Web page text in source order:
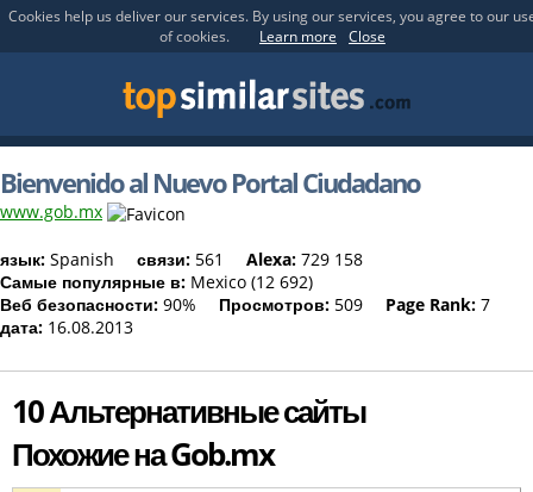
Cookies help us deliver our services. By using our services, you agree to our
of cookies.
Learn more Close
Bienvenido al Nuevo Portal Ciudadano
www.gob.mx
язык: Spanish связи: 561 Alexa: 729 158
Самые популярные в: Mexico (12 692)
Веб безопасности: 90% Просмотров: 509 Page Rank: 7
дата: 16.08.2013
10 Альтернативные сайты
Похожие на Gob.mx